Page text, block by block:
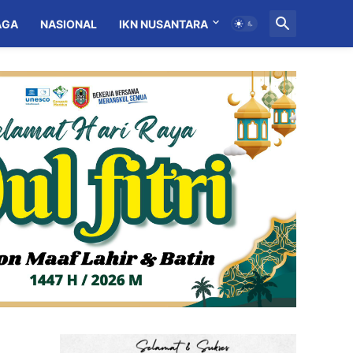
NASIONAL IKN NUSANTARA MITRA